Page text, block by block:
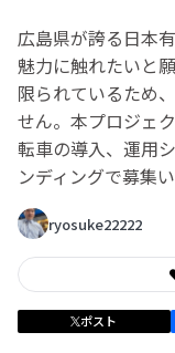
広島県が誇る日本
魅力に触れたいと
限られているため
せん。本プロジェ
転車の導入、運用
ンディングで募集
ryosuke22222
ポスト